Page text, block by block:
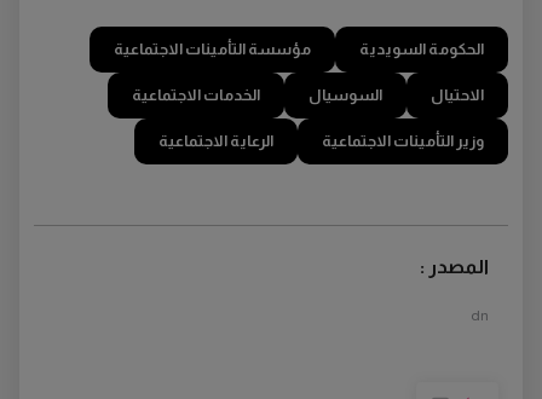
الحكومة السويدية مؤسسة التأمينات الاجتماعية
الاحتيال السوسيال الخدمات الاجتماعية
وزير التأمينات الاجتماعية الرعاية الاجتماعية
المصدر :
dn